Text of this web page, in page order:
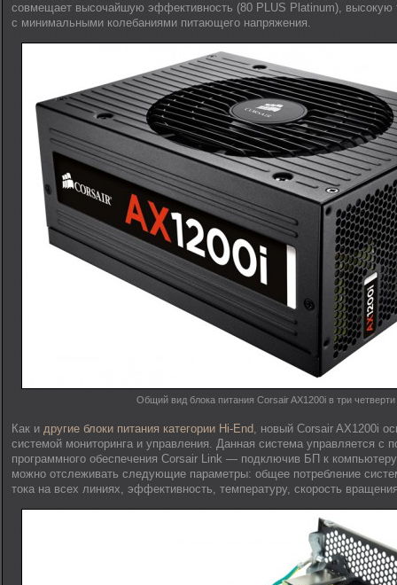
совмещает высочайшую эффективность (80 PLUS Platinum), высокую
с минимальными колебаниями питающего напряжения.
Общий вид блока питания Corsair AX1200i в три четверти
Как и другие блоки питания категории Hi-End, новый Corsair AX1200i
системой мониторинга и управления. Данная система управляется
программного обеспечения Corsair Link — подключив БП к
можно отслеживать следующие параметры: общее потребление
тока на всех линиях, эффективность, температуру, скорость